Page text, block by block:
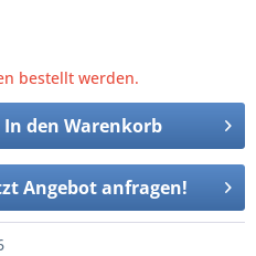
bestellt werden.
In den Warenkorb
Angebot anfragen!